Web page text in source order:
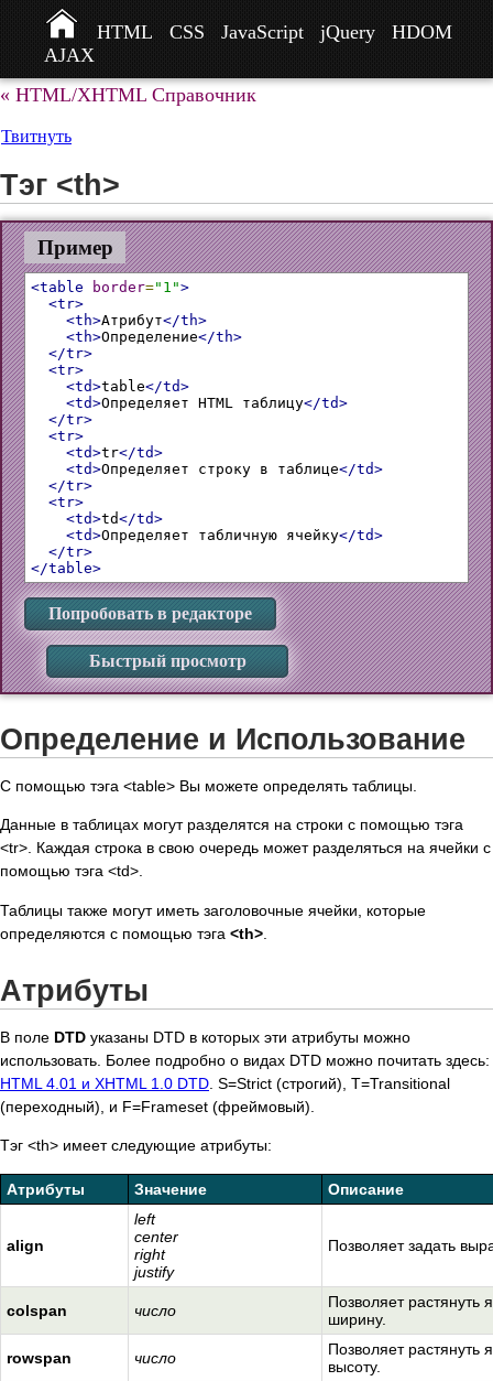
HTML CSS JavaScript jQuery
HDOM
AJAX
« HTML/XHTML Справочник
Твитнуть
Тэг <th>
Пример
<table border="1">
<tr>
<th>Атрибут</th>
<th>Определение</th>
</tr>
<tr>
<td>table</td>
<td>Определяет HTML таблицу</td>
</tr>
<tr>
<td>tr</td>
<td>Определяет строку в таблице</td>
</tr>
<tr>
<td>td</td>
<td>Определяет табличную ячейку</td>
</tr>
</table>
Попробовать в редакторе
Быстрый просмотр
Определение и Использование
С помощью тэга <table> Вы можете определять таблицы.
Данные в таблицах могут разделятся на строки с помощью тэга
<tr>. Каждая строка в свою очередь может разделяться на ячейки с
помощью тэга <td>.
Таблицы также могут иметь заголовочные ячейки, которые
определяются с помощью тэга <th>
Атрибуты
В поле DTD указаны DTD в которых эти атрибуты можно
использовать. Более подробно о видах DTD можно почитать здесь:
HTML 4.01 и XHTML 1.0 DTD . S=Strict (строгий), T=Transitional
(переходный), и F=Frameset (фреймовый).
Тэг <th> имеет следующие атрибуты:
Атрибуты Значение Описание
align
left
center
right
justify
Позволяет задать
colspan число
Позволяет растянуть
ширину.
rowspan число
Позволяет растянуть
высоту.